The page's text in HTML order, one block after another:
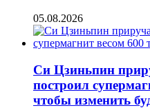
05.08.2026
Си Цзиньпин
построил
чтобы изменить